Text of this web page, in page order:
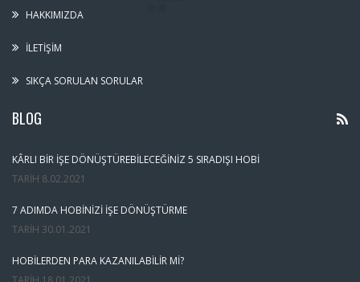
HAKKIMIZDA
İLETIŞIM
SIKÇA SORULAN SORULAR
BLOG
KÂRLI BIR İŞE DÖNÜŞTÜREBILECEĞINIZ 5 SIRADIŞI HOBI
TARIH 8.02.2021
7 ADIMDA HOBINIZI İŞE DÖNÜŞTÜRME
TARIH 30.01.2021
HOBILERDEN PARA KAZANILABILIR MI?